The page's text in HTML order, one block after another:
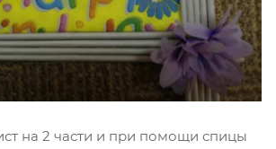
на 2 части и при помощи спицы